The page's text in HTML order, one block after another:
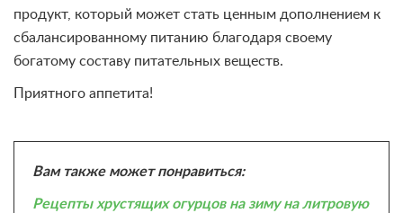
продукт, который может стать ценным дополнением к
сбалансированному питанию благодаря своему
богатому составу питательных веществ.
Приятного аппетита!
Вам также может понравиться:
Рецепты хрустящих огурцов на зиму на литровую